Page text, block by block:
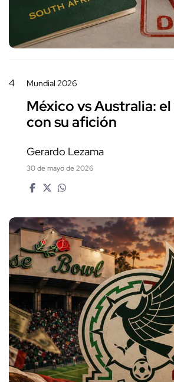
4 Mundial 2026
México vs Australia:
con su afición
Gerardo Lezama
30 de mayo de 2026